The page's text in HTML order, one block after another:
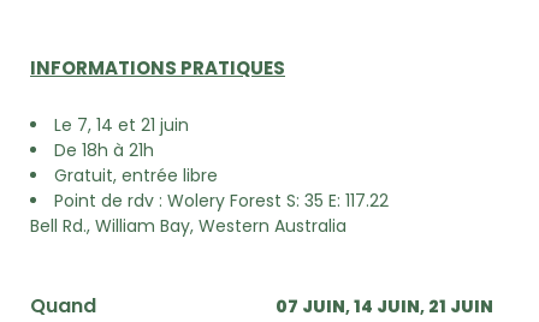
INFORMATIONS PRATIQUES
Le 7, 14 et 21 juin
De 18h à 21h
Gratuit, entrée libre
Point de rdv : Wolery Forest S: 35 E: 117.22
Bell Rd., William Bay, Western Australia
Quand 07 JUIN 14 JUIN 21 JUIN